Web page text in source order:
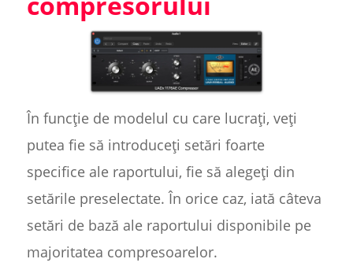
În funcție de modelul cu care lucrați, veți
putea fie să introduceți setări foarte
specifice ale raportului, fie să alegeți din
setările preselectate. În orice caz, iată câteva
setări de bază ale raportului disponibile pe
majoritatea compresoarelor.